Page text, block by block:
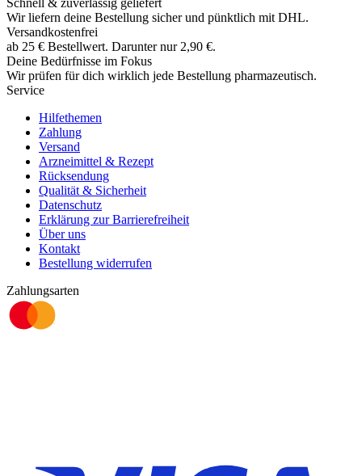
Wir liefern deine Bestellung sicher und pünktlich mit DHL.
Versandkostenfrei
ab 25 € Bestellwert. Darunter nur 2,90 €.
Deine Bedürfnisse im Fokus
Wir prüfen für dich wirklich jede Bestellung pharmazeutisch.
Service
Hilfethemen
Zahlung
Versand
Arzneimittel & Rezept
Rücksendung
Qualität & Sicherheit
Datenschutz
Erklärung zur Barrierefreiheit
Über uns
Kontakt
Bestellung widerrufen
Zahlungsarten